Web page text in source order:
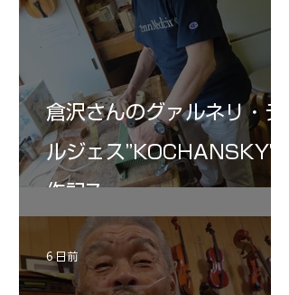
倉沢さんのグァルネリ・デ
ルジェス”KOCHANSKY"制
作記7
6 日前